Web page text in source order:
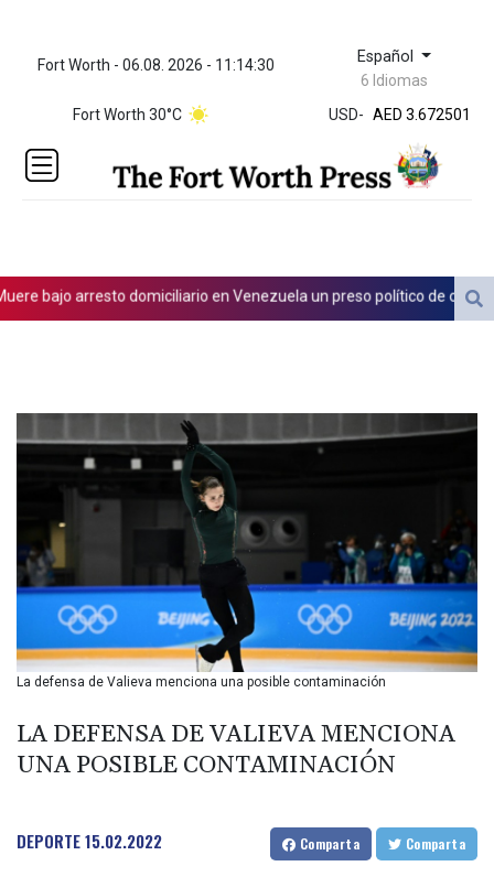
Fort Worth - 06.08. 2026 - 11:14:31 Español
6 Idiomas
Fort Worth 30°C
USD-
ZWL 321.999592
AED 3.672501
AED 3.672501
AFN
ALL 80.778943
AMD
1496.242501
BBD 2.013626
BMD 1
BND 1.281981
BOB 12.092258
BSD 0.999753
BTN 95.145446
BWP 13.521485
BZD 2.010681
CAD 1.399755
CHF 0.809703
CLF 0.023153
bajo arresto domiciliario en Venezuela un preso político de origen
La defensa de Valieva menciona una posible contaminación
LA DEFENSA DE VALIEVA MENCIONA
UNA POSIBLE CONTAMINACIÓN
DEPORTE15.02.2022 Comparta Comparta